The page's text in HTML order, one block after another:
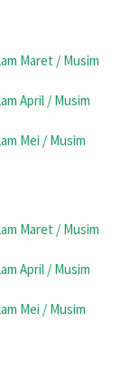
Maret / Musim
April / Musim
Mei / Musim
Maret / Musim
April / Musim
Mei / Musim